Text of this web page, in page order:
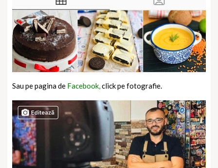
Sau pe pagina de Facebook,click pe fotografie.